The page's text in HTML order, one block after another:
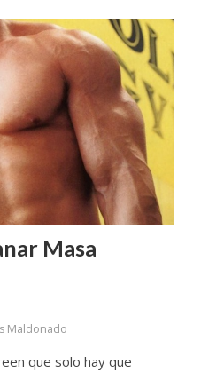
Masa
Maldonado
que solo hay que